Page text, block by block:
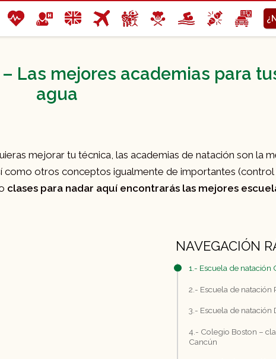
Las mejores academias para
agua
mejorar tu técnica, las academias de natación son la
como otros conceptos igualmente de importantes (control
clases para nadar aquí encontrarás las mejores
NAVEGACIÓN
1.- Escuela de natación
2.- Escuela de natación
3.- Escuela de natación
4.- Colegio Boston –
Cancún